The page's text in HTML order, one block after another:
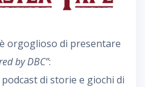
orgoglioso di presentare
by DBC”:
podcast di storie e giochi di